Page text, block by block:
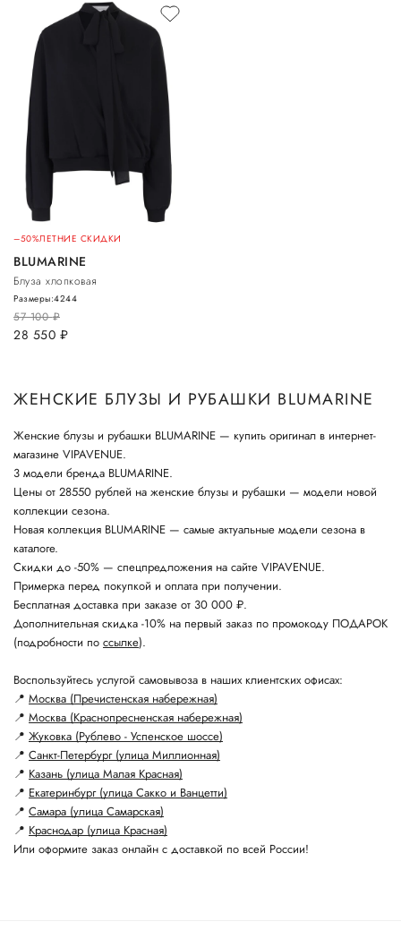
–50%ЛЕТНИЕ СКИДКИ
BLUMARINE
Блуза хлопковая
57 100руб.
28 550 руб.
Размеры:4244
ЖЕНСКИЕ БЛУЗЫ И РУБАШКИ BLUMARINE
Женские блузы и рубашки BLUMARINE — купить оригинал в интернет-
магазине VIPAVENUE.
3 модели бренда BLUMARINE.
Цены от 28550 рублей на женские блузы и рубашки — модели новой
коллекции сезона.
Новая коллекция BLUMARINE — самые актуальные модели сезона в
каталоге.
Скидки до -50% — спецпредложения на сайте VIPAVENUE.
Примерка перед покупкой и оплата при получении.
Бесплатная доставка при заказе от 30 000 ₽.
Дополнительная скидка -10% на первый заказ по промокоду ПОДАРОК
(подробности по ссылке).
Воспользуйтесь услугой самовывоза в наших клиентских офисах:
📍 Москва (Пречистенская набережная)
📍 Москва (Краснопресненская набережная)
📍 Жуковка (Рублево - Успенское шоссе)
📍 Санкт-Петербург (улица Миллионная)
📍 Казань (улица Малая Красная)
📍 Екатеринбург (улица Сакко и Ванцетти)
📍 Самара (улица Самарская)
📍 Краснодар (улица Красная)
Или оформите заказ онлайн с доставкой по всей России!